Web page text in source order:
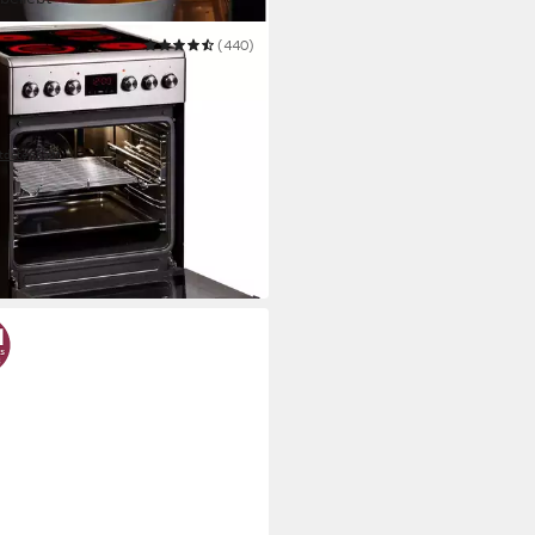
Standherd SHC 903 001 E
Kochfeld
Clean Selbstreinigung
Teleskopauszug Auszugssystem
(440)
€ UVP979,00 €
mtl. in 24 Raten
Werktagen bei dir